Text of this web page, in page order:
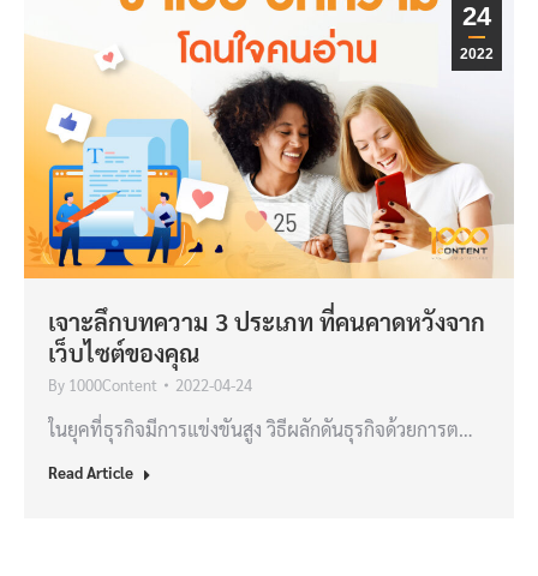
24
2022
เจาะลึกบทความ 3 ประเภท ที่คนคาดหวังจาก
เว็บไซต์ของคุณ
By 1000Content 2022-04-24
ในยุคที่ธุรกิจมีการแข่งขันสูง วิธีผลักดันธุรกิจด้วยการต…
Read Article